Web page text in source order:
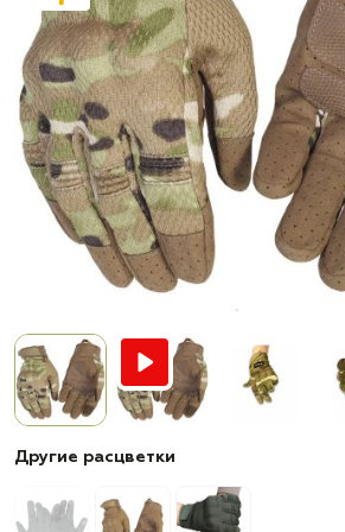
Другие расцветки